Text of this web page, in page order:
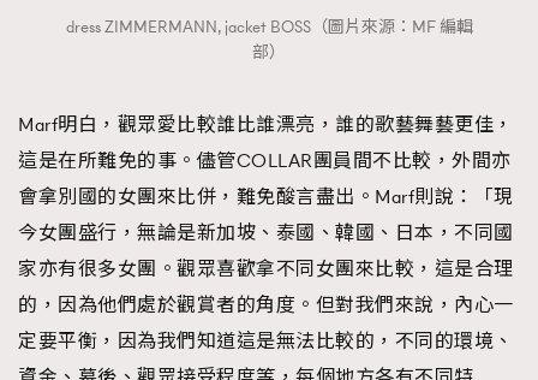
dress ZIMMERMANN, jacket BOSS（圖片來源：MF 編輯
部）
Marf明白，觀眾愛比較誰比誰漂亮，誰的歌藝舞藝更佳，
這是在所難免的事。儘管COLLAR團員間不比較，外間亦
會拿別國的女團來比併，難免酸言盡出。Marf則說：「現
今女團盛行，無論是新加坡、泰國、韓國、日本，不同國
家亦有很多女團。觀眾喜歡拿不同女團來比較，這是合理
的，因為他們處於觀賞者的角度。但對我們來說，內心一
定要平衡，因為我們知道這是無法比較的，不同的環境、